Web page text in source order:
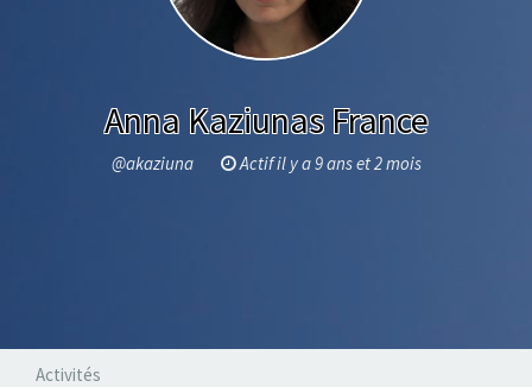
Anna Kaziunas France
@akaziuna Actif il y a 9 ans et 2 mois
Activités